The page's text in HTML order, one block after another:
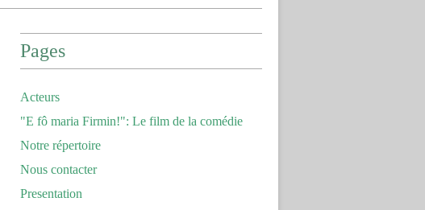
Pages
Acteurs
"E fô maria Firmin!": Le film de la comédie
Notre répertoire
Nous contacter
Presentation